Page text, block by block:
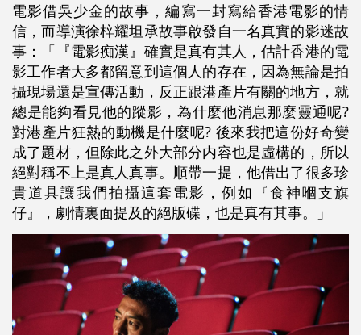
電影借吳少金的故事，編寫一封寫給香港電影的情
信，而導演徐梓耀坦承故事啟發自一名真實的影迷故
事：「『電影痴漢』確實是真有其人，估計香港的電
影工作者大多都留意到這個人的存在，因為無論是拍
攝現場還是宣傳活動，反正跟港產片有關的地方，就
總是能夠看見他的蹤影，為什麼他消息那麼靈通呢?
對港產片狂熱的動機是什麼呢? 後來我把這份好奇變
成了題材，但除此之外大部分内容也是虛構的，所以
絕對稱不上是真人真事。順帶一提，他借出了很多珍
貴道具讓我們拍攝這套電影，例如『食神嗰支旗
仔』，劇情裏面提及的絕版碟，也是真有其事。」